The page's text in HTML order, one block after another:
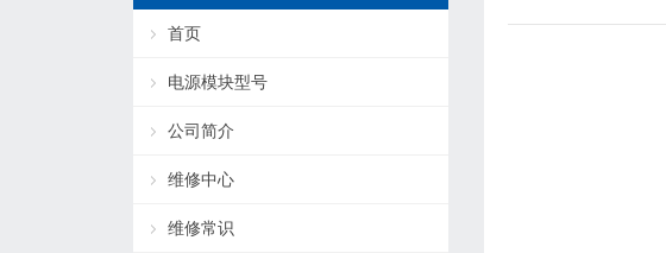
首页
电源模块型号
公司简介
维修中心
维修常识